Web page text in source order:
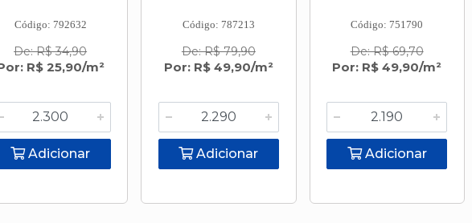
Código: 792632
De: R$ 34,90
R$ 25,90/m²
Adicionar
Código: 787213
De: R$ 79,90
Por: R$ 49,90/m²
Adicionar
Código: 751790
De: R$ 69,70
Por: R$ 49,90/m²
Adicionar